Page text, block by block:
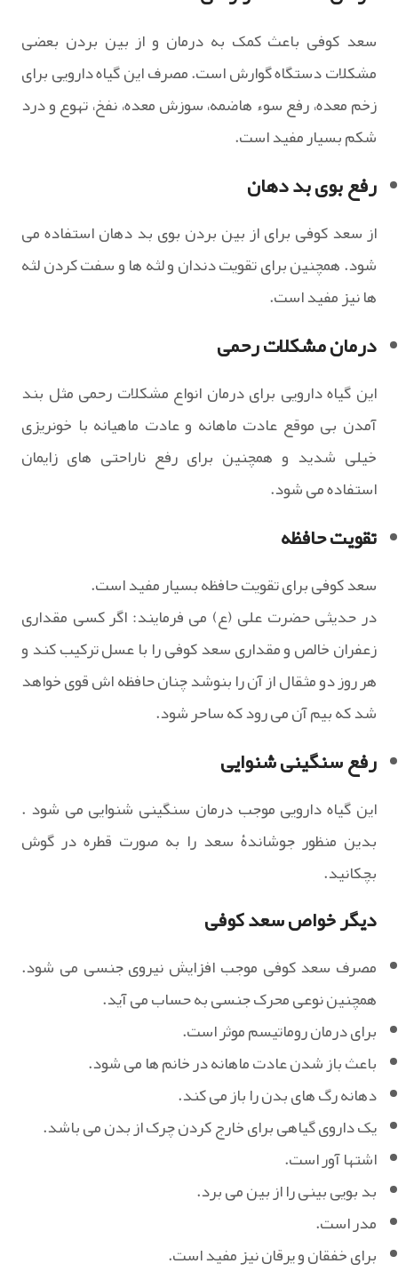
سعد کوفی باعث کمک به درمان و از بین بردن بعضی
مشکلات دستگاه گوارش است. مصرف این گیاه دارویی برای
زخم معده، رفع سوء هاضمه، سوزش معده، نفخ، تهوع و درد
شکم بسیار مفید است.
رفع بوی بد دهان
از سعد کوفی برای از بین بردن بوی بد دهان استفاده می
شود. همچنین برای تقویت دندان و لثه ها و سفت کردن لثه
ها نیز مفید است.
درمان مشکلات رحمی
این گیاه دارویی برای درمان انواع مشکلات رحمی مثل بند
آمدن بی موقع عادت ماهانه و عادت ماهیانه با خونریزی
خیلی شدید و همچنین برای رفع ناراحتی های زایمان
استفاده می شود.
تقویت حافظه
سعد کوفی برای تقویت حافظه بسیار مفید است.
در حدیثی حضرت علی (ع) می فرمایند: اگر کسی مقداری
زعفران خالص و مقداری سعد کوفی را با عسل ترکیب کند و
هر روز دو مثقال از آن را بنوشد چنان حافظه اش قوی خواهد
شد که بیم آن می رود که ساحر شود.
رفع سنگینی شنوایی
این گیاه دارویی موجب درمان سنگینی شنوایی می شود .
بدین منظور جوشاندۀ سعد را به صورت قطره در گوش
بچکانید.
دیگر خواص سعد کوفی
مصرف سعد کوفی موجب افزایش نیروی جنسی می شود.
همچنین نوعی محرک جنسی به حساب می آید.
برای درمان روماتیسم موثر است.
باعث باز شدن عادت ماهانه در خانم ها می شود.
دهانه رگ های بدن را باز می کند.
یک داروی گیاهی برای خارج کردن چرک از بدن می باشد.
اشتها آور است.
بد بویی بینی را از بین می برد.
مدر است.
برای خفقان و یرقان نیز مفید است.